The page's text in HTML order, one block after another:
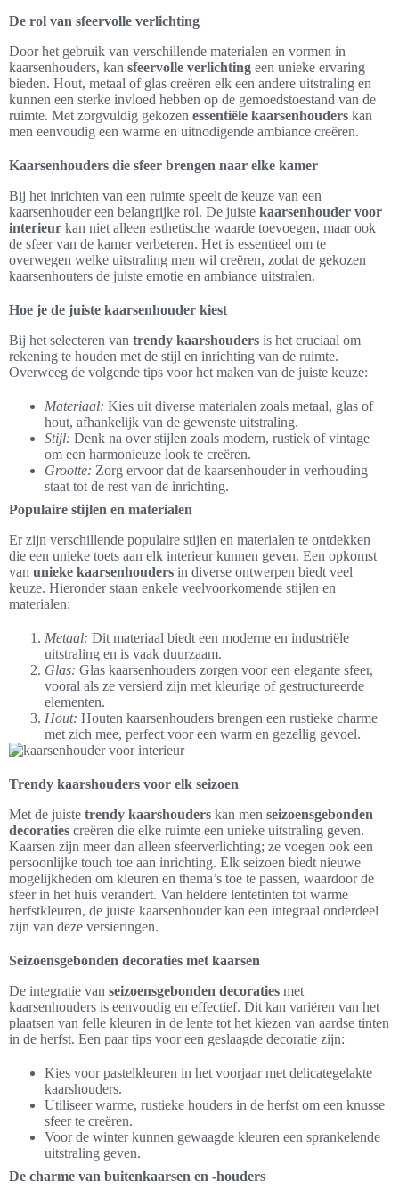
De rol van sfeervolle verlichting
Door het gebruik van verschillende materialen en vormen in
kaarsenhouders, kan sfeervolle verlichting een unieke ervaring
bieden. Hout, metaal of glas creëren elk een andere uitstraling en
kunnen een sterke invloed hebben op de gemoedstoestand van de
ruimte. Met zorgvuldig gekozen essentiële kaarsenhouders kan
men eenvoudig een warme en uitnodigende ambiance creëren.
Kaarsenhouders die sfeer brengen naar elke kamer
Bij het inrichten van een ruimte speelt de keuze van een
kaarsenhouder een belangrijke rol. De juiste kaarsenhouder voor
interieur kan niet alleen esthetische waarde toevoegen, maar ook
de sfeer van de kamer verbeteren. Het is essentieel om te
overwegen welke uitstraling men wil creëren, zodat de gekozen
kaarsenhouters de juiste emotie en ambiance uitstralen.
Hoe je de juiste kaarsenhouder kiest
Bij het selecteren van trendy kaarshouders is het cruciaal om
rekening te houden met de stijl en inrichting van de ruimte.
Overweeg de volgende tips voor het maken van de juiste keuze:
Materiaal: Kies uit diverse materialen zoals metaal, glas of
hout, afhankelijk van de gewenste uitstraling.
Stijl: Denk na over stijlen zoals modern, rustiek of vintage
om een harmonieuze look te creëren.
Grootte: Zorg ervoor dat de kaarsenhouder in verhouding
staat tot de rest van de inrichting.
Populaire stijlen en materialen
Er zijn verschillende populaire stijlen en materialen te ontdekken
die een unieke toets aan elk interieur kunnen geven. Een opkomst
van unieke kaarsenhouders in diverse ontwerpen biedt veel
keuze. Hieronder staan enkele veelvoorkomende stijlen en
materialen:
Metaal: Dit materiaal biedt een moderne en industriële
uitstraling en is vaak duurzaam.
Glas: Glas kaarsenhouders zorgen voor een elegante sfeer,
vooral als ze versierd zijn met kleurige of gestructureerde
elementen.
Hout: Houten kaarsenhouders brengen een rustieke charme
met zich mee, perfect voor een warm en gezellig gevoel.
Trendy kaarshouders voor elk seizoen
Met de juiste trendy kaarshouders kan men seizoensgebonden
decoraties creëren die elke ruimte een unieke uitstraling geven.
Kaarsen zijn meer dan alleen sfeerverlichting; ze voegen ook een
persoonlijke touch toe aan inrichting. Elk seizoen biedt nieuwe
mogelijkheden om kleuren en thema’s toe te passen, waardoor de
sfeer in het huis verandert. Van heldere lentetinten tot warme
herfstkleuren, de juiste kaarsenhouder kan een integraal onderdeel
zijn van deze versieringen.
Seizoensgebonden decoraties met kaarsen
De integratie van seizoensgebonden decoraties met
kaarsenhouders is eenvoudig en effectief. Dit kan variëren van het
plaatsen van felle kleuren in de lente tot het kiezen van aardse tinten
in de herfst. Een paar tips voor een geslaagde decoratie zijn:
Kies voor pastelkleuren in het voorjaar met delicategelakte
kaarshouders.
Utiliseer warme, rustieke houders in de herfst om een knusse
sfeer te creëren.
Voor de winter kunnen gewaagde kleuren een sprankelende
uitstraling geven.
De charme van buitenkaarsen en -houders